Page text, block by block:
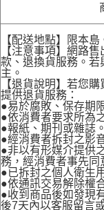
【配送地點】限本島
【注意事項】網路
款、退換貨服務。若
主。
【退貨說明】若您
提供退貨服務：
●易於腐敗、保存期
●依消費者要求所為
●報紙、期刊或雜誌。
●經消費者拆封之影
●非以有形媒介提供
務，經消費者事先同
●已拆封之個人衛生
●依通訊交易解除權
●收到商品後如發現
後7天內以客服留言